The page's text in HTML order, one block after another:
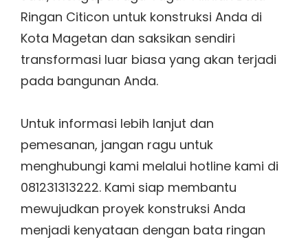
Ringan Citicon untuk konstruksi Anda di
Kota Magetan dan saksikan sendiri
transformasi luar biasa yang akan terjadi
pada bangunan Anda.
Untuk informasi lebih lanjut dan
pemesanan, jangan ragu untuk
menghubungi kami melalui hotline kami di
081231313222. Kami siap membantu
mewujudkan proyek konstruksi Anda
menjadi kenyataan dengan bata ringan